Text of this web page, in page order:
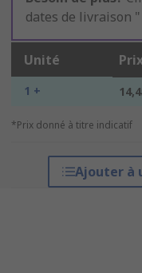
dates de livraison
Unité
1 +
*Prix donné à titre indicatif
Ajouter à